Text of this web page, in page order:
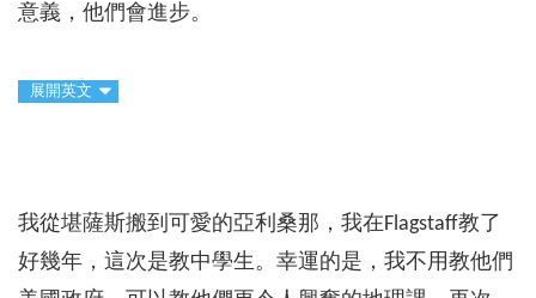
意義，他們會進步。
展開英文
我從堪薩斯搬到可愛的亞利桑那，我在Flagstaff教了
好幾年，這次是教中學生。幸運的是，我不用教他們